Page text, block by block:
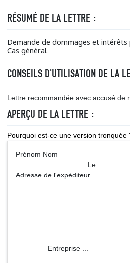
RÉSUMÉ DE LA LETTRE :
Demande de dommages et intérêts
Cas général.
CONSEILS D'UTILISATION DE LA
Lettre recommandée avec accusé de
APERÇU DE LA LETTRE :
Pourquoi est-ce une version tronquée
Le ...
Adresse de l'expéditeur
Entreprise ...